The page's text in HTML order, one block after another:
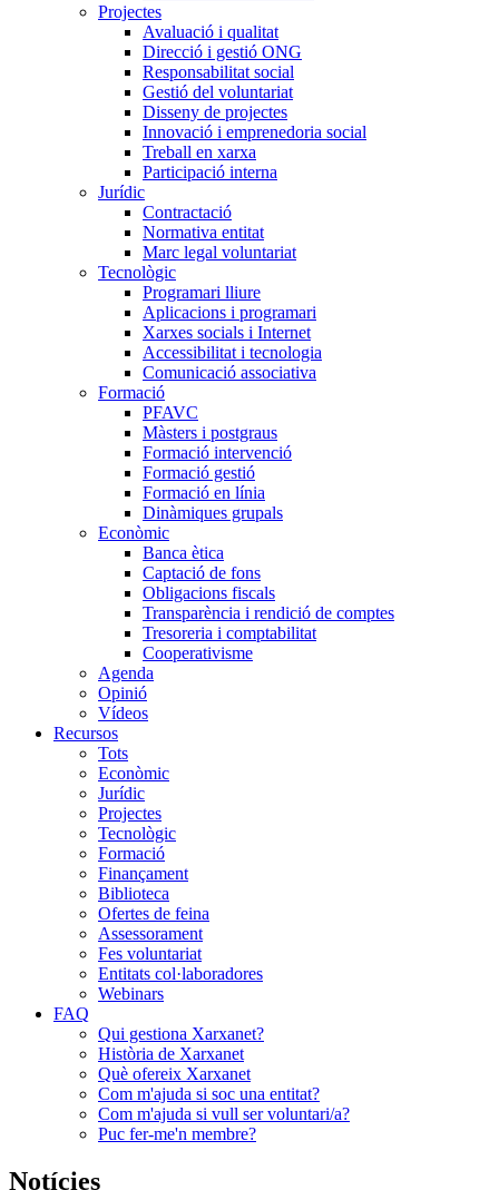
Projectes
Avaluació i qualitat
Direcció i gestió ONG
Responsabilitat social
Gestió del voluntariat
Disseny de projectes
Innovació i emprenedoria social
Treball en xarxa
Participació interna
Jurídic
Contractació
Normativa entitat
Marc legal voluntariat
Tecnològic
Programari lliure
Aplicacions i programari
Xarxes socials i Internet
Accessibilitat i tecnologia
Comunicació associativa
Formació
PFAVC
Màsters i postgraus
Formació intervenció
Formació gestió
Formació en línia
Dinàmiques grupals
Econòmic
Banca ètica
Captació de fons
Obligacions fiscals
Transparència i rendició de comptes
Tresoreria i comptabilitat
Cooperativisme
Agenda
Opinió
Vídeos
Recursos
Tots
Econòmic
Jurídic
Projectes
Tecnològic
Formació
Finançament
Biblioteca
Ofertes de feina
Assessorament
Fes voluntariat
Entitats col·laboradores
Webinars
FAQ
Qui gestiona Xarxanet?
Història de Xarxanet
Què ofereix Xarxanet
Com m'ajuda si soc una entitat?
Com m'ajuda si vull ser voluntari/a?
Puc fer-me'n membre?
Notícies